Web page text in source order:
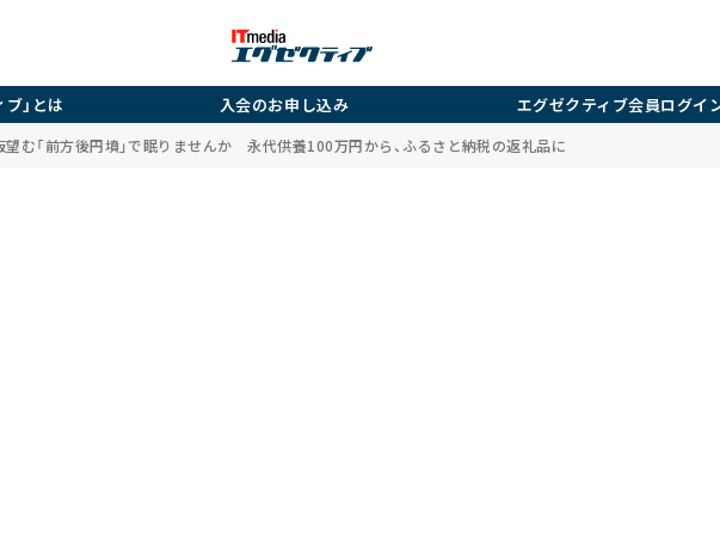
」とは 入会のお申し込み エグゼクティブ会員ログイ
望む「前方後円墳」で眠りませんか 永代供養100万円から、ふるさと納税の返礼品に